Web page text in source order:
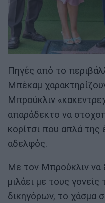
Πηγές από το
Μπέκαμ
Μπρούκλιν
απαράδεκτο να
κορίτσι που απλά της
αδελφός.
Με τον Μπρούκλιν να
μιλάει με τους
δικηγόρων, το χάσμα